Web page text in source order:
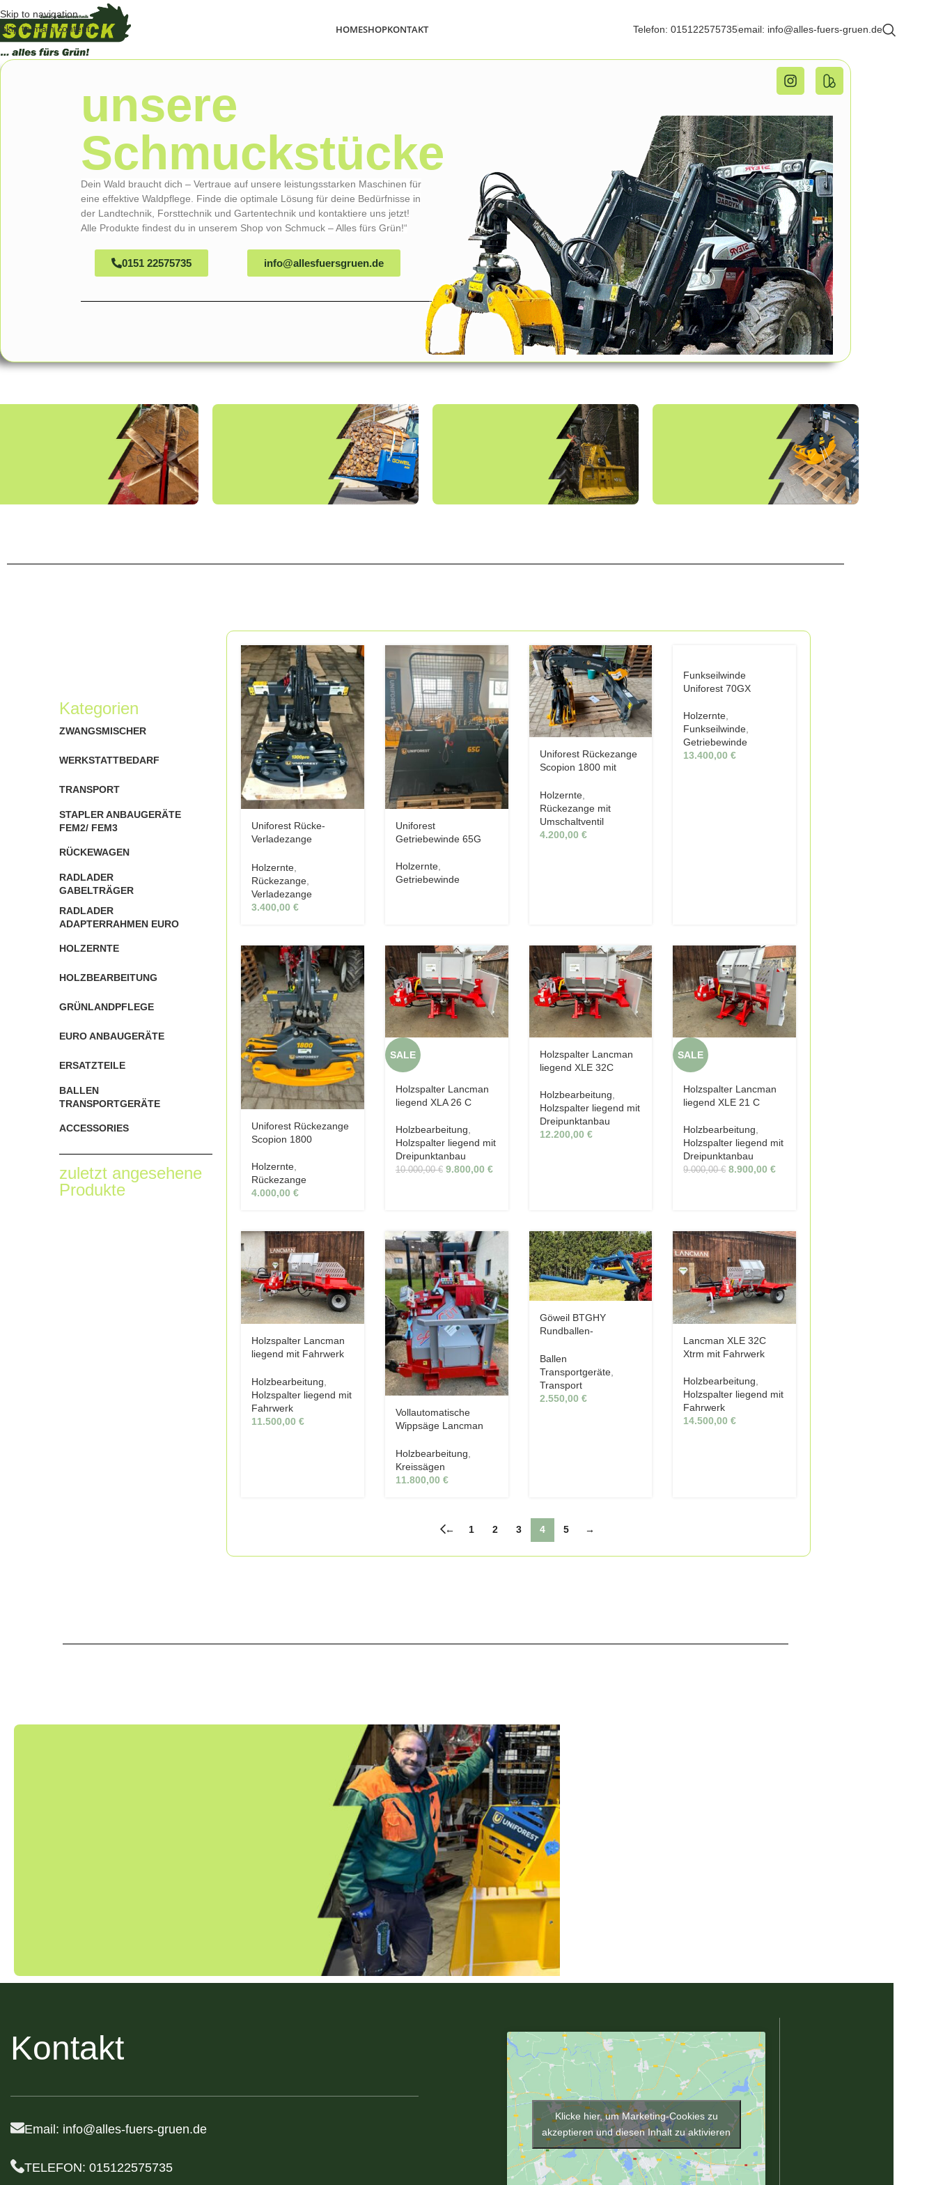
Skip to navigation
Skip to main content
HOMESHOPKONTAKT Telefon: 015122575735email: info@alles-fuers-gruen.de
unsere
Schmuckstücke
Dein Wald braucht dich – Vertraue auf unsere leistungsstarken Maschinen für
eine effektive Waldpflege. Finde die optimale Lösung für deine Bedürfnisse in
der Landtechnik, Forsttechnik und Gartentechnik und kontaktiere uns jetzt!
Alle Produkte findest du in unserem Shop von Schmuck – Alles fürs Grün!“
0151 22575735 info@allesfuersgruen.de
Kategorien
ZWANGSMISCHER
WERKSTATTBEDARF
TRANSPORT
STAPLER ANBAUGERÄTE
FEM2/ FEM3
RÜCKEWAGEN
RADLADER
GABELTRÄGER
RADLADER
ADAPTERRAHMEN EURO
HOLZERNTE
HOLZBEARBEITUNG
GRÜNLANDPFLEGE
EURO ANBAUGERÄTE
ERSATZTEILE
BALLEN
TRANSPORTGERÄTE
ACCESSORIES
zuletzt angesehene
Produkte
Uniforest Rücke-
Verladezange
Holzernte
Rückezange
Verladezange
3.400,00€
Uniforest
Getriebewinde 65G
Holzernte,
Getriebewinde
Uniforest Rückezange
Scopion 1800 mit
Holzernte,
Rückezange mit
Umschaltventil
4.200,00 €
Funkseilwinde
Uniforest 70GX
Holzernte
Funkseilwinde
Getriebewinde
13.400,00€
Uniforest Rückezange
Scopion 1800
Holzernte
Rückezange
4.000,00€
SALE
Holzspalter Lancman
liegend XLA 26 C
Holzbearbeitung
Holzspalter liegend mit
Dreipunktanbau
10.000,00€ 9.800,00 €
Holzspalter Lancman
liegend XLE 32C
Holzbearbeitung
Holzspalter liegend mit
Dreipunktanbau
12.200,00 €
SALE
Holzspalter Lancman
liegend XLE 21 C
Holzbearbeitung
Holzspalter liegend mit
Dreipunktanbau
9.000,00€ 8.900,00€
Holzspalter Lancman
liegend mit Fahrwerk
Holzbearbeitung
Holzspalter liegend mit
Fahrwerk
11.500,00€
Vollautomatische
Wippsäge Lancman
Holzbearbeitung
Kreissägen
11.800,00 €
Göweil BTGHY
Rundballen-
hydraulisch
Ballen
Transportgeräte,
Transport
2.550,00 €
Lancman XLE 32C
Xtrm mit Fahrwerk
Holzbearbeitung
Holzspalter liegend mit
Fahrwerk
14.500,00€
← 1 2 3 4 5 →
Haben Sie noch Fragen?
Kontakt
Email: info@alles-fuers-gruen.de
TELEFON: 015122575735
Klicke hier, um Marketing-Cookies zu
akzeptieren und diesen Inhalt zu aktivieren